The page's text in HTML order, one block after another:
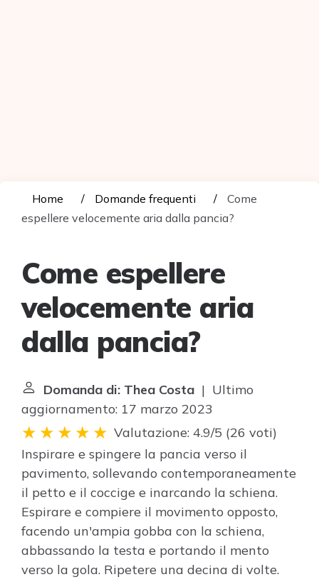
Home Domande frequenti
Come
espellere velocemente aria dalla pancia?
Come espellere
velocemente aria
dalla pancia?
Domanda di: Thea Costa | Ultimo
aggiornamento: 17 marzo 2023
Valutazione: 4.9/5 (26 voti)
Inspirare e spingere la pancia verso il
pavimento, sollevando contemporaneamente
il petto e il coccige e inarcando la schiena.
Espirare e compiere il movimento opposto,
facendo un'ampia gobba con la schiena,
abbassando la testa e portando il mento
verso la gola. Ripetere una decina di volte.